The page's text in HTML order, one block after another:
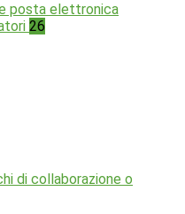
posta elettronica
26
di collaborazione o